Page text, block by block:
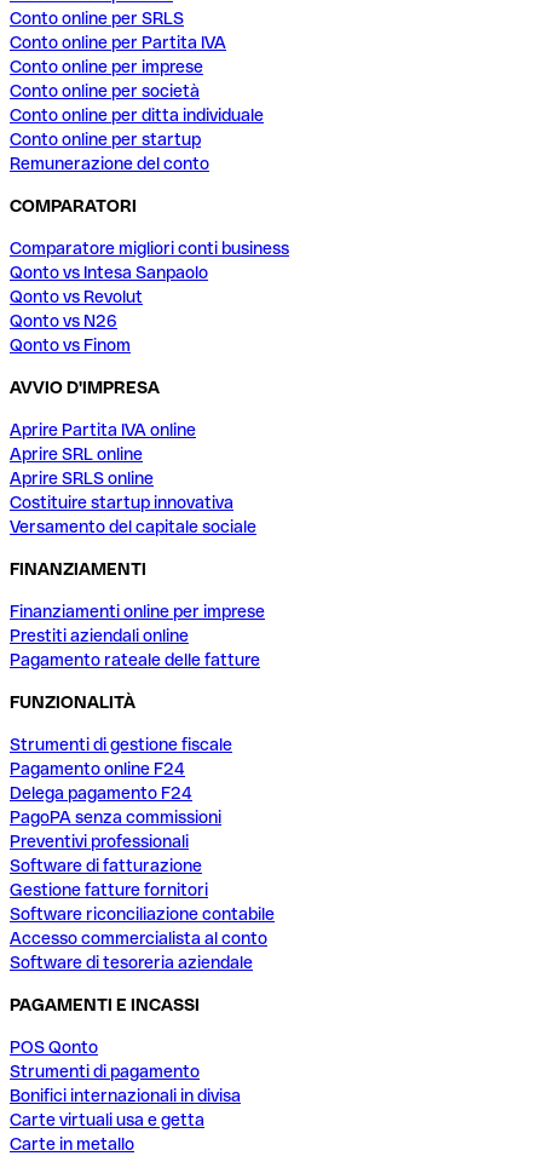
Conto online per SRLS
Conto online per Partita IVA
Conto online per imprese
Conto online per società
Conto online per ditta individuale
Conto online per startup
Remunerazione del conto
COMPARATORI
Comparatore migliori conti business
Qonto vs Intesa Sanpaolo
Qonto vs Revolut
Qonto vs N26
Qonto vs Finom
AVVIO D'IMPRESA
Aprire Partita IVA online
Aprire SRL online
Aprire SRLS online
Costituire startup innovativa
Versamento del capitale sociale
FINANZIAMENTI
Finanziamenti online per imprese
Prestiti aziendali online
Pagamento rateale delle fatture
FUNZIONALITÀ
Strumenti di gestione fiscale
Pagamento online F24
Delega pagamento F24
PagoPA senza commissioni
Preventivi professionali
Software di fatturazione
Gestione fatture fornitori
Software riconciliazione contabile
Accesso commercialista al conto
Software di tesoreria aziendale
PAGAMENTI E INCASSI
POS Qonto
Strumenti di pagamento
Bonifici internazionali in divisa
Carte virtuali usa e getta
Carte in metallo